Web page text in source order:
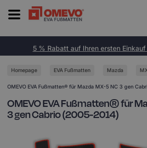
5 % Rabatt auf Ihren ersten Einkauf
Homepage EVA Fußmatten Mazda
OMEVO EVA Fußmatten® für Mazda MX-5 NC 3 gen
OMEVO EVA Fußmatten® für
3 gen Cabrio (2005-2014)